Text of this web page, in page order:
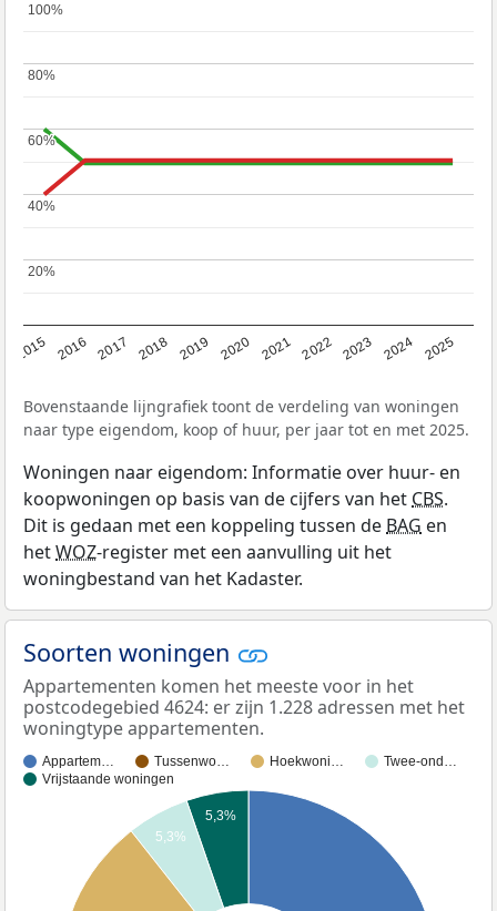
2015 2016 2017 2018 2019 2020 2021 2022 2023 2024 2025
20%
20%
40%
40%
60%
60%
80%
80%
100%
100%
Bovenstaande lijngrafiek toont de verdeling van woningen
naar type eigendom, koop of huur, per jaar tot en met 2025.
Woningen naar eigendom: Informatie over huur- en
koopwoningen op basis van de cijfers van het CBS.
Dit is gedaan met een koppeling tussen de BAG en
hetWOZ-register met een aanvulling uit het
woningbestand van het Kadaster.
Soorten woningen
Appartementen komen het meeste voor in het
postcodegebied 4624: er zijn 1.228 adressen met het
woningtype appartementen.
Appartem… Tussenwo… Hoekwoni…
Twee-ond…
Vrijstaande woningen
5,3%
5,3%